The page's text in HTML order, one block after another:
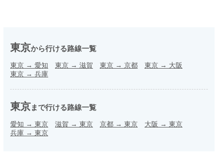
東京から行ける路線一覧
東京 → 愛知 東京 → 滋賀 東京 → 京都 東京 → 大阪
東京 → 兵庫
東京まで行ける路線一覧
愛知 → 東京 滋賀 → 東京 京都 → 東京 大阪 → 東京
兵庫 → 東京